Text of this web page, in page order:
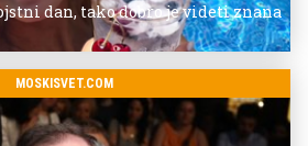
dan, tako dobro je videti znana
MOSKISVET.COM